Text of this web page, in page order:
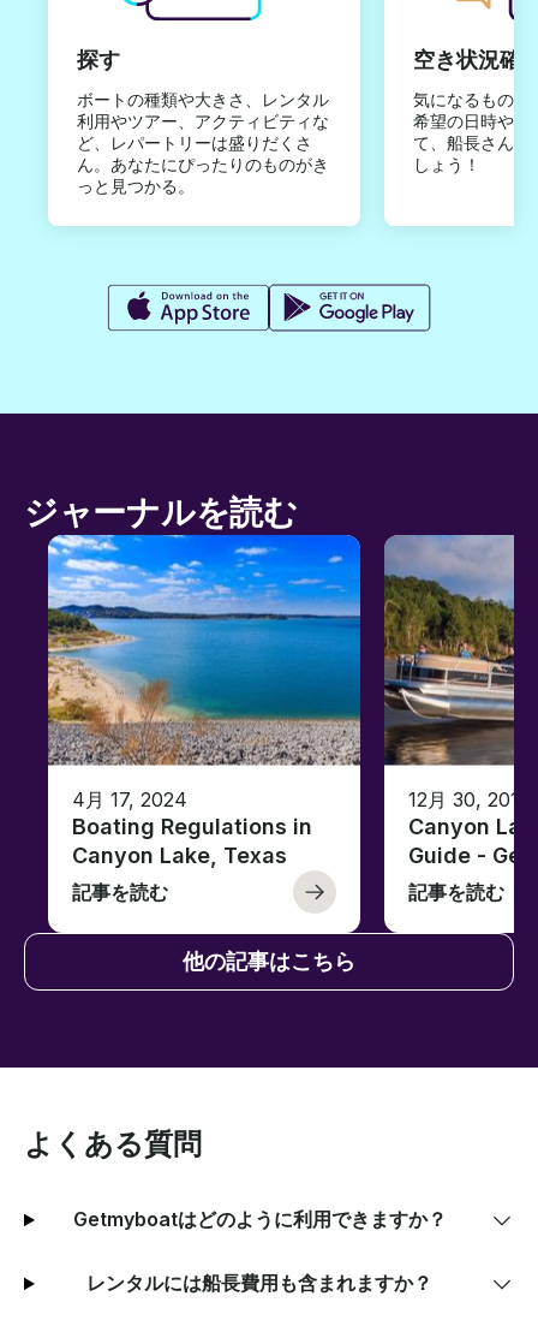
探す
ボートの種類や大きさ、レンタル
利用やツアー、アクティビティな
ど、レパートリーは盛りだくさ
ん。あなたにぴったりのものがき
っと見つかる。
空き状況確
気になるものは
希望の日時やご
て、船長さんか
しょう！
ジャーナルを読む
4月 17, 2024
Boating Regulations in
Canyon Lake, Texas
記事を読む
12月 30, 2019
Canyon
Guide -
記事を読む
他の記事はこちら
よくある質問
Getmyboatはどのように利用できますか？
レンタルには船長費用も含まれますか？